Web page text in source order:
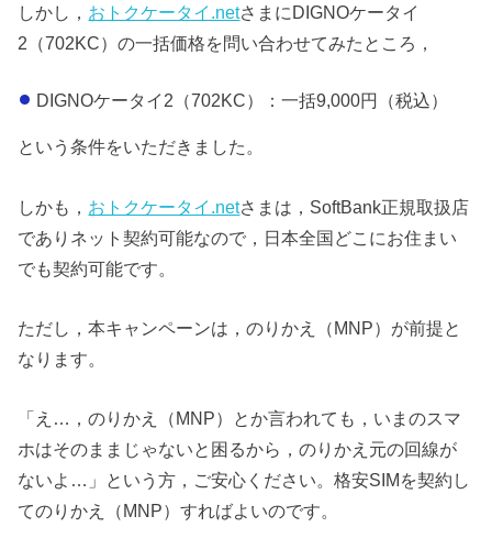
しかし， おトクケータイ.netさまにDIGNOケータイ
2（702KC）の一括価格を問い合わせてみたところ，
DIGNOケータイ2（702KC）：一括9,000円（税込）
という条件をいただきました。
しかも， おトクケータイ.netさまは，SoftBank正規取扱店
でありネット契約可能なので，日本全国どこにお住まい
でも契約可能です。
ただし，本キャンペーンは，のりかえ（MNP）が前提と
なります。
「え…，のりかえ（MNP）とか言われても，いまのスマ
ホはそのままじゃないと困るから，のりかえ元の回線が
ないよ…」という方，ご安心ください。格安SIMを契約し
てのりかえ（MNP）すればよいのです。